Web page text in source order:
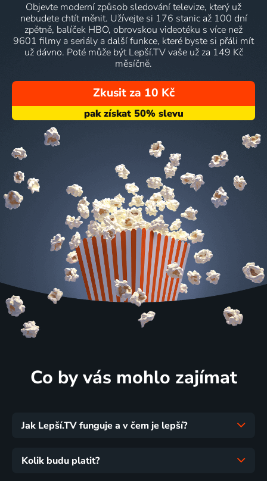
Objevte moderní způsob sledování televize, který už
nebudete chtít měnit. Užívejte si 176 stanic až 100 dní
zpětně, balíček HBO, obrovskou videotéku s více než
9601 filmy a seriály a další funkce, které byste si přáli mít
už dávno. Poté může být Lepší.TV vaše už za 149 Kč
měsíčně.
Zkusit za 10 Kč
Co by vás mohlo zajímat
Jak Lepší.TV funguje a v čem je lepší?
Kolik budu platit?